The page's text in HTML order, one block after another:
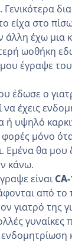
είχα στο
έχω μια
ωοθήκη
έγραψε
έδωσε ο
έχεις
υψηλό
μόνο
Εμένα θα μου
κάνω.
είναι
από το
γιατρό της
γυναίκες